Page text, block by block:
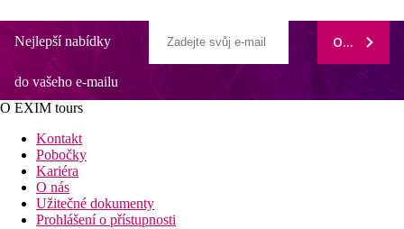
Nejlepší nabídky
do vašeho e-mailu
ODEBÍRAT
O EXIM tours
Kontakt
Pobočky
Kariéra
O nás
Užitečné dokumenty
Prohlášení o přístupnosti